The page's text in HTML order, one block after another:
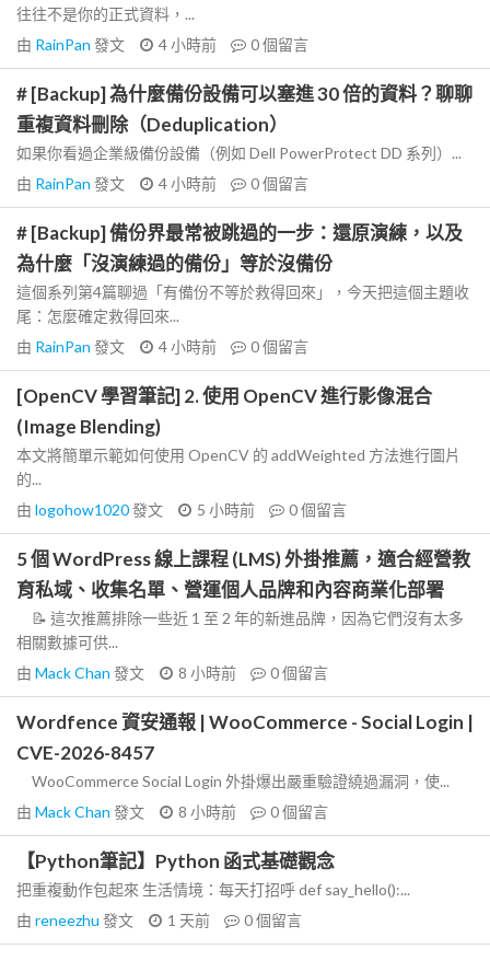
往往不是你的正式資料，...
由 RainPan 發文 4 小時前 0個留言
# [Backup] 為什麼備份設備可以塞進 30 倍的資料？聊聊
重複資料刪除（Deduplication）
如果你看過企業級備份設備（例如 Dell PowerProtect DD 系列）...
由 RainPan 發文 4 小時前 0個留言
# [Backup] 備份界最常被跳過的一步：還原演練，以及
為什麼「沒演練過的備份」等於沒備份
這個系列第4篇聊過「有備份不等於救得回來」，今天把這個主題收
尾：怎麼確定救得回來...
由 RainPan 發文 4 小時前 0個留言
[OpenCV 學習筆記] 2. 使用 OpenCV 進行影像混合
(Image Blending)
本文將簡單示範如何使用 OpenCV 的 addWeighted 方法進行圖片
的...
由 logohow1020發文 5 小時前 0個留言
5 個 WordPress 線上課程 (LMS) 外掛推薦，適合經營教
育私域、收集名單、營運個人品牌和內容商業化部署
📝 這次推薦排除一些近 1 至 2 年的新進品牌，因為它們沒有太多
相關數據可供...
由 Mack Chan 發文 8 小時前 0個留言
Wordfence 資安通報 | WooCommerce - Social Login |
CVE-2026-8457
WooCommerce Social Login 外掛爆出嚴重驗證繞過漏洞，使...
由 Mack Chan 發文 8 小時前 0個留言
【Python筆記】Python 函式基礎觀念
把重複動作包起來 生活情境：每天打招呼 def say_hello():...
由 reneezhu 發文 1 天前 0個留言